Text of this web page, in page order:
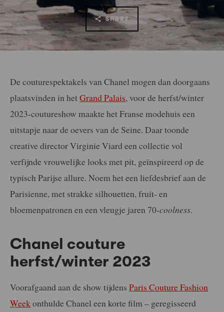
SHARE
De couturespektakels van Chanel mogen dan doorgaans
plaatsvinden in hetGrand Palais, voor de herfst/winter
2023-coutureshow maakte het Franse modehuis een
uitstapje naar de oevers van de Seine. Daar toonde
creative director Virginie Viard een collectie vol
verfijnde vrouwelijke looks met pit, geïnspireerd op de
typisch Parijse allure. Noem het een liefdesbrief aan de
Parisienne, met strakke silhouetten, fruit- en
bloemenpatronen en een vleugje jaren 70-coolness.
Chanel couture
herfst/winter 2023
Voorafgaand aan de show tijdens Paris Couture Fashion
Week onthulde Chanel een korte film – geregisseerd